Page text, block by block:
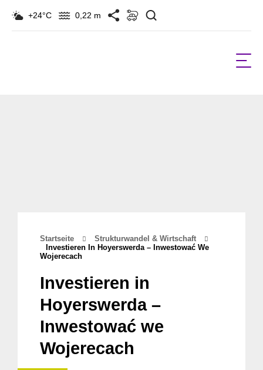
+24°C 0,22 m
Startseite
Strukturwandel & Wirtschaft
Investieren In Hoyerswerda – Inwestować We
Wojerecach
Investieren in
Hoyerswerda –
Inwestować we
Wojerecach